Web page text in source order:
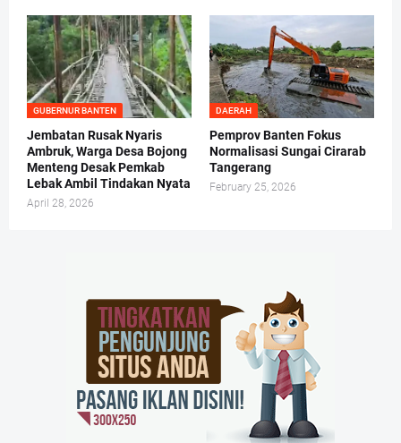
GUBERNUR BANTEN
Jembatan Rusak Nyaris
Ambruk, Warga Desa Bojong
Menteng Desak Pemkab
Lebak Ambil Tindakan Nyata
April 28, 2026
DAERAH
Pemprov Banten Fokus
Normalisasi Sungai Cirarab
Tangerang
February 25, 2026